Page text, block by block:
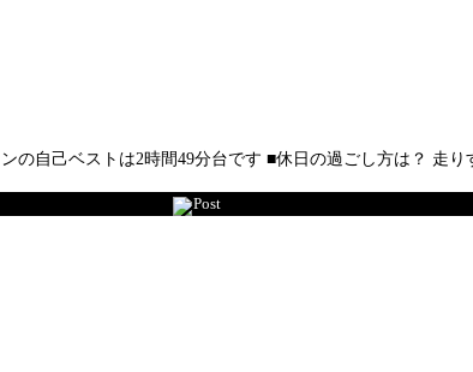
自己ベストは2時間49分台です ■休日の過ごし方は？ 走
Post